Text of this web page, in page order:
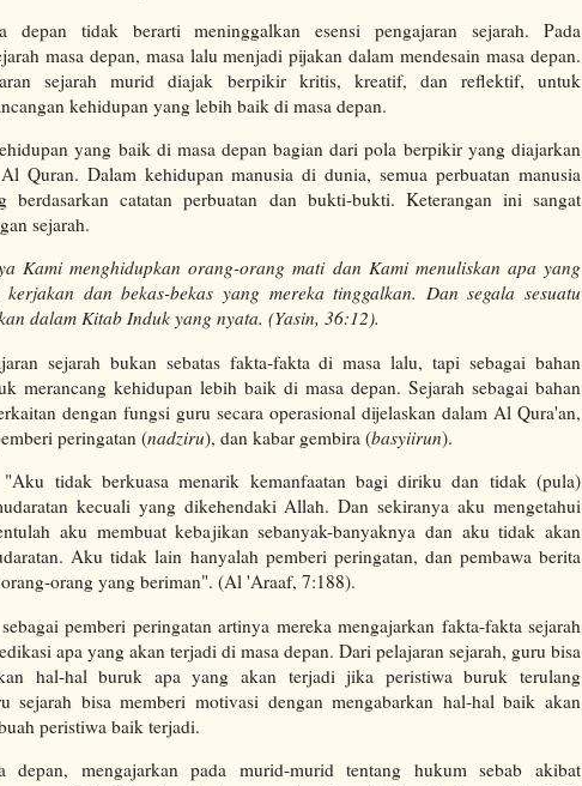
depan tidak berarti meninggalkan esensi pengajaran sejarah. Pada
masa depan, masa lalu menjadi pijakan dalam mendesain masa depan.
sejarah murid diajak berpikir kritis, kreatif, dan reflektif, untuk
kehidupan yang lebih baik di masa depan.
yang baik di masa depan bagian dari pola berpikir yang diajarkan
Quran. Dalam kehidupan manusia di dunia, semua perbuatan manusia
berdasarkan catatan perbuatan dan bukti-bukti. Keterangan ini sangat
sejarah.
Kami menghidupkan orang-orang mati dan Kami menuliskan apa yang
kerjakan dan bekas-bekas yang mereka tinggalkan. Dan segala sesuatu
dalam Kitab Induk yang nyata. (Yasin, 36:12).
sejarah bukan sebatas fakta-fakta di masa lalu, tapi sebagai bahan
merancang kehidupan lebih baik di masa depan. Sejarah sebagai bahan
dengan fungsi guru secara operasional dijelaskan dalam Al Qura'an,
peringatan (nadziru), dan kabar gembira (basyiirun).
"Aku tidak berkuasa menarik kemanfaatan bagi diriku dan tidak (pula)
kecuali yang dikehendaki Allah. Dan sekiranya aku mengetahui
aku membuat kebajikan sebanyak-banyaknya dan aku tidak akan
Aku tidak lain hanyalah pemberi peringatan, dan pembawa berita
orang yang beriman". (Al 'Araaf, 7:188).
pemberi peringatan artinya mereka mengajarkan fakta-fakta sejarah
apa yang akan terjadi di masa depan. Dari pelajaran sejarah, guru bisa
hal-hal buruk apa yang akan terjadi jika peristiwa buruk terulang
sejarah bisa memberi motivasi dengan mengabarkan hal-hal baik akan
peristiwa baik terjadi.
depan, mengajarkan pada murid-murid tentang hukum sebab akibat